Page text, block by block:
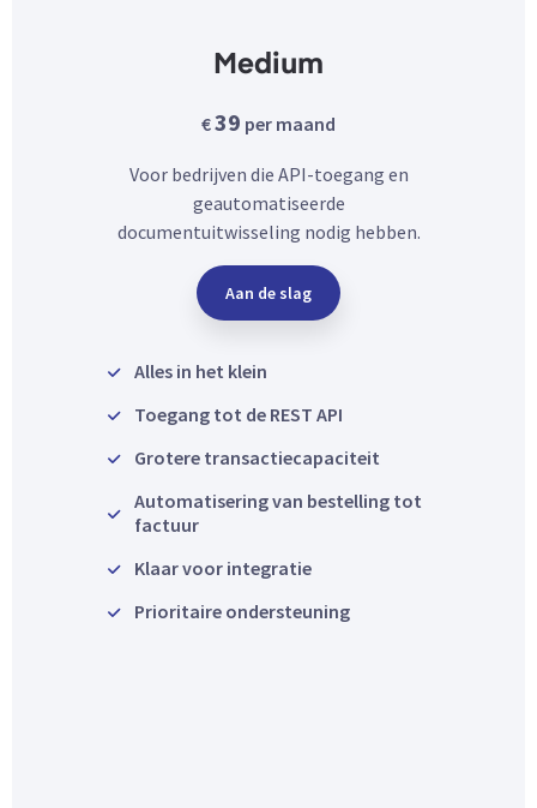
Medium
€39 per maand
Voor bedrijven die API-toegang en
geautomatiseerde
documentuitwisseling nodig hebben.
Aan de slag
Alles in het klein
Toegang tot de REST API
Grotere transactiecapaciteit
Automatisering van bestelling tot
factuur
Klaar voor integratie
Prioritaire ondersteuning